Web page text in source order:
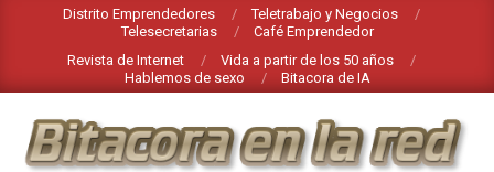
contenido
Distrito Emprendedores
Teletrabajo y Negocios
Telesecretarias
Café Emprendedor
Revista de Internet
Vida a partir de los 50 años
Hablemos de sexo
Bitacora de IA